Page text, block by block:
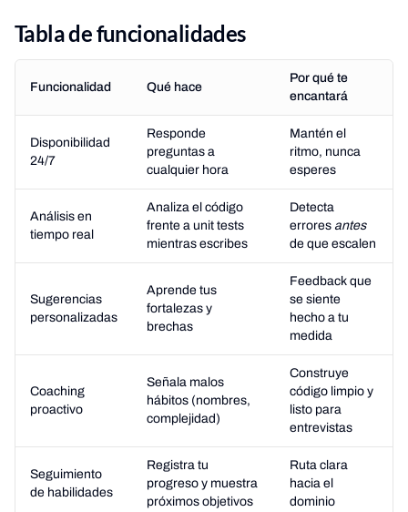
Tabla de funcionalidades
Funcionalidad Qué hace
Por qué te
encantará
Disponibilidad
24/7
Responde
preguntas a
cualquier hora
Mantén el
ritmo, nunca
esperes
Análisis en
tiempo real
Analiza el código
frente a unit tests
mientras escribes
Detecta
errores antes
de que escalen
Sugerencias
personalizadas
Aprende tus
fortalezas y
brechas
Feedback que
se siente
hecho a tu
medida
Coaching
proactivo
Señala malos
hábitos (nombres,
complejidad)
Construye
código limpio y
listo para
entrevistas
Seguimiento
de habilidades
Registra tu
progreso y muestra
próximos objetivos
Ruta clara
hacia el
dominio